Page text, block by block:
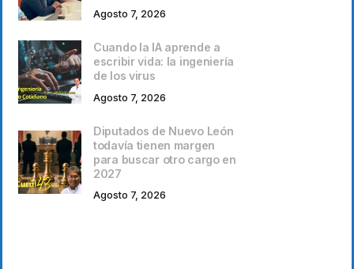
Agosto 7, 2026
Cuando la IA aprende a
escribir vida: la ingeniería
de los virus
Agosto 7, 2026
Diputados de Nuevo León
todavía tienen margen
para buscar otro cargo en
2027
Agosto 7, 2026